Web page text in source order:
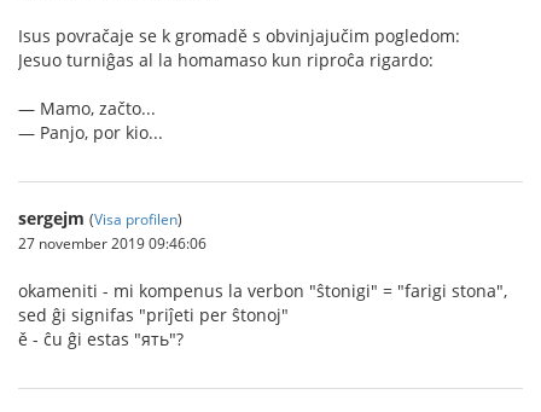
Isus povračaje se k gromadě s obvinjajučim pogledom:
Jesuo turniĝas al la homamaso kun riproĉa rigardo:
— Mamo, začto...
— Panjo, por kio...
sergejm (Visa profilen)
27 november 2019 09:46:06
okameniti - mi kompenus la verbon "ŝtonigi" = "farigi stona",
sed ĝi signifas "priĵeti per ŝtonoj"
ě - ĉu ĝi estas "ять"?